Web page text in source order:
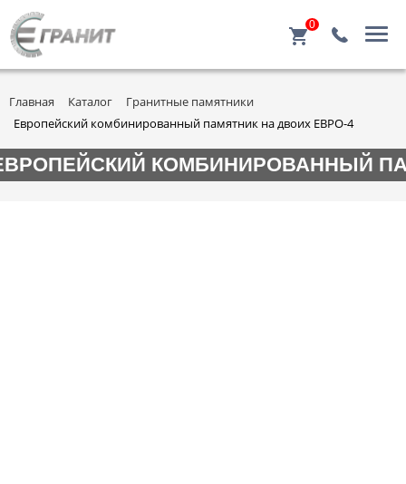
0
Главная Каталог
Гранитные памятники
Европейский комбинированный памятник на двоих ЕВРО-4
КОМБИНИРОВАННЫЙ